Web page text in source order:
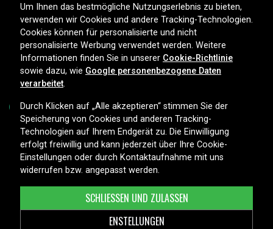
LIEFEROPTIONEN
Copyright © 2026, Spares Nordic AB
Um Ihnen das bestmögliche Nutzungserlebnis zu bieten,
verwenden wir Cookies und andere Tracking-Technologien.
Cookies können für personalisierte und nicht
personalisierte Werbung verwendet werden. Weitere
Informationen finden Sie in unserer Cookie-Richtlinie
sowie dazu, wie Google personenbezogene Daten
verarbeitet.
Durch Klicken auf „Alle akzeptieren“ stimmen Sie der
Speicherung von Cookies und anderen Tracking-
Technologien auf Ihrem Endgerät zu. Die Einwilligung
erfolgt freiwillig und kann jederzeit über Ihre Cookie-
Einstellungen oder durch Kontaktaufnahme mit uns
widerrufen bzw. angepasst werden.
ENSTELLUNGEN
SCHLIESSEN UND ZULASSEN